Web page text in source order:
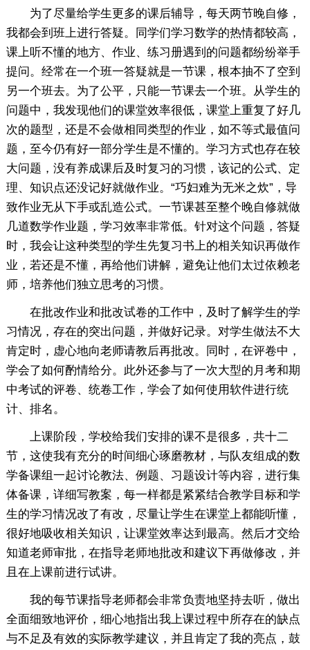
为了尽量给学生更多的课后辅导，每天两节晚自修，
我都会到班上进行答疑。同学们学习数学的热情都较高，
课上听不懂的地方、作业、练习册遇到的问题都纷纷举手
提问。经常在一个班一答疑就是一节课，根本抽不了空到
另一个班去。为了公平，只能一节课去一个班。从学生的
问题中，我发现他们的课堂效率很低，课堂上重复了好几
次的题型，还是不会做相同类型的作业，如不等式最值问
题，至今仍有好一部分学生是不懂的。学习方式也存在较
大问题，没有养成课后及时复习的习惯，该记的公式、定
理、知识点还没记好就做作业。“巧妇难为无米之炊”，导
致作业无从下手或乱造公式。一节课甚至整个晚自修就做
几道数学作业题，学习效率非常低。针对这个问题，答疑
时，我会让这种类型的学生先复习书上的相关知识再做作
业，若还是不懂，再给他们讲解，避免让他们太过依赖老
师，培养他们独立思考的习惯。
在批改作业和批改试卷的工作中，及时了解学生的学
习情况，存在的突出问题，并做好记录。对学生做法不大
肯定时，虚心地向老师请教后再批改。同时，在评卷中，
学会了如何酌情给分。此外还参与了一次大型的月考和期
中考试的评卷、统卷工作，学会了如何使用软件进行统
计、排名。
上课阶段，学校给我们安排的课不是很多，共十二
节，这使我有充分的时间细心琢磨教材，与队友组成的数
学备课组一起讨论教法、例题、习题设计等内容，进行集
体备课，详细写教案，每一样都是紧紧结合教学目标和学
生的学习情况改了有改，尽量让学生在课堂上都能听懂，
很好地吸收相关知识，让课堂效率达到最高。然后才交给
知道老师审批，在指导老师地批改和建议下再做修改，并
且在上课前进行试讲。
我的每节课指导老师都会非常负责地坚持去听，做出
全面细致地评价，细心地指出我上课过程中所存在的缺点
与不足及有效的实际教学建议，并且肯定了我的亮点，鼓